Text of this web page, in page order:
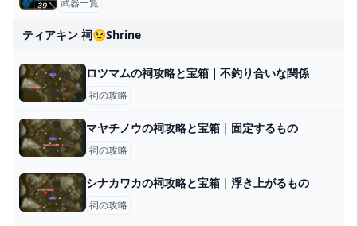
ティアキン 祠😉shrine
ロツマムの祠攻略と宝箱｜不釣り合いな関係
祠の攻略
マヤチノウの祠攻略と宝箱｜固定するもの
祠の攻略
シナカワカの祠攻略と宝箱｜浮き上がるもの
祠の攻略